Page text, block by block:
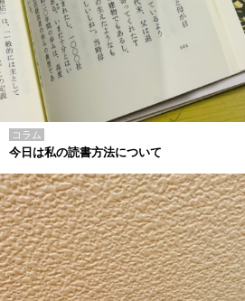
コラム
今日は私の読書方法について